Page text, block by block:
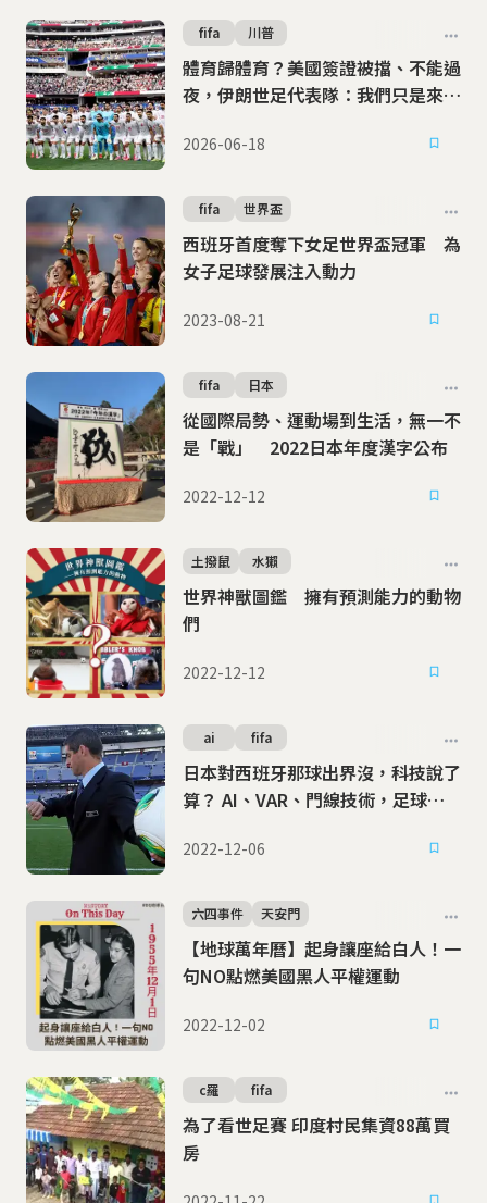
體育歸體育？美國簽證被擋、不能過
夜，伊朗世足代表隊：我們只是來踢
fifa 川普
2026-06-18
西班牙首度奪下女足世界盃冠軍 為
女子足球發展注入動力
fifa 世界盃
2023-08-21
從國際局勢、運動場到生活，無一不
是「戰」 2022日本年度漢字公布
fifa 日本
2022-12-12
世界神獸圖鑑 擁有預測能力的動物
們
土撥鼠 水獺
2022-12-12
日本對西班牙那球出界沒，科技說了
算？ AI、VAR、門線技術，足球場
ai fifa
2022-12-06
【地球萬年曆】起身讓座給白人！一
句NO點燃美國黑人平權運動
六四事件 天安門
2022-12-02
為了看世足賽 印度村民集資88萬買
房
c羅 fifa